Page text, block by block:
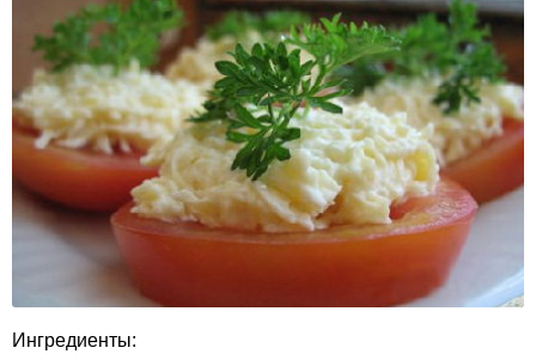
Ингредиенты: